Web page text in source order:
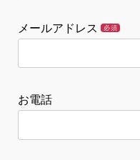
メールアドレス 必須
お電話